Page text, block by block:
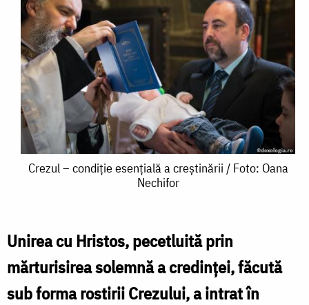
Crezul
esențială
a
creștinării
Crezul – condiție esențială a creștinării / Foto: Oana
Nechifor
Unirea cu Hristos, pecetluită prin
mărturisirea solemnă a credinței, făcută
sub forma rostirii Crezului, a intrat în